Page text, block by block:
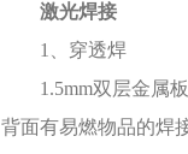
激光焊接
1、穿透焊
1.5mm双层金属板
背面有易燃物品的焊